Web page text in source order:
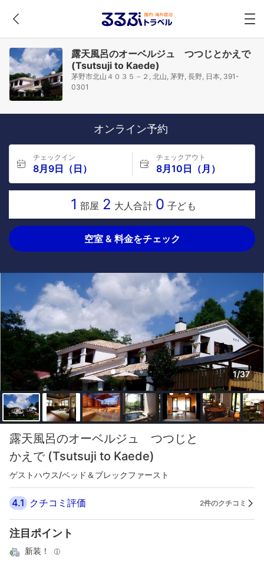
露天風呂のオーベルジュ つつじとかえで
(Tsutsuji to Kaede)
茅野市北山４０３５－２, 北山, 茅野, 長野, 日本, 391-
0301
オンライン予約
チェックイン
8月9日（日）
チェックアウト
8月10日（月）
1 部屋 2 大人合計 0 子ども
空室 & 料金をチェック
1/37
露天風呂のオーベルジュ つつじと
かえで (Tsutsuji to Kaede)
ゲストハウス/ベッド＆ブレックファースト
4.1 クチコミ評価 2件のクチコミ
注目ポイント
新装！